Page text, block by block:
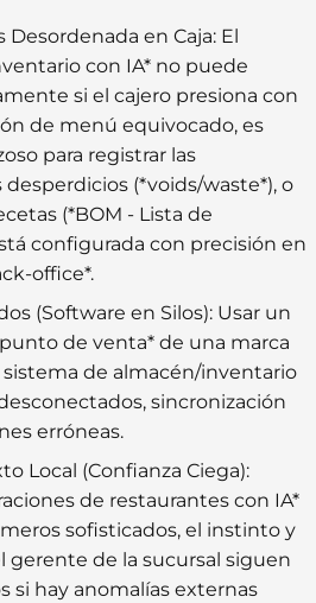
Desordenada en Caja: El
con IA* no puede
si el cajero presiona con
de menú equivocado, es
para registrar las
desperdicios (*voids/waste*), o
(*BOM - Lista de
configurada con precisión en
office*.
(Software en Silos): Usar un
de venta* de una marca
de almacén/inventario
sincronización
erróneas.
Local (Confianza Ciega):
de restaurantes con IA*
sofisticados, el instinto y
gerente de la sucursal siguen
si hay anomalías externas